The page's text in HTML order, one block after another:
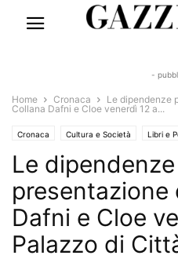
-
Home Cronaca
Le dipendenze
Collana Dafni e Cloe venerdì 12 a...
Cronaca Cultura e Società Libri e
Le
presentazione
Dafni e Cloe
Palazzo di